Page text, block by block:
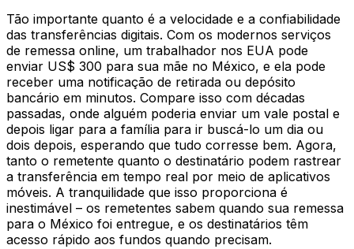
Tão importante quanto é a velocidade e a confiabilidade
das transferências digitais. Com os modernos serviços
de remessa online, um trabalhador nos EUA pode
enviar US$ 300 para sua mãe no México, e ela pode
receber uma notificação de retirada ou depósito
bancário em minutos. Compare isso com décadas
passadas, onde alguém poderia enviar um vale postal e
depois ligar para a família para ir buscá-lo um dia ou
dois depois, esperando que tudo corresse bem. Agora,
tanto o remetente quanto o destinatário podem rastrear
a transferência em tempo real por meio de aplicativos
móveis. A tranquilidade que isso proporciona é
inestimável – os remetentes sabem quando sua remessa
para o México foi entregue, e os destinatários têm
acesso rápido aos fundos quando precisam.